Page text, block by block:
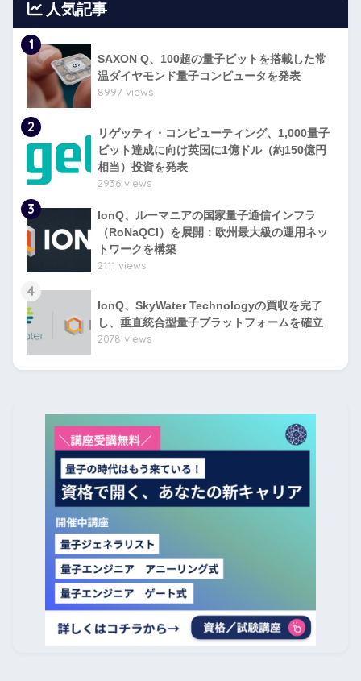
人気記事
1
SAXON Q、100超の量子ビットを搭載した常
温ダイヤモンド量子コンピュータを発表
8997 views
2
リゲッティ・コンピューティング、1,000量子
ビット達成に向け英国に1億ドル（約150億円
相当）投資を発表
2936 views
3
IonQ、ルーマニアの国家量子通信インフラ
（RoNaQCI）を展開：欧州最大級の運用ネッ
トワークを構築
2111 views
4
IonQ、SkyWater Technologyの買収を完了
し、垂直統合型量子プラットフォームを確立
2078 views